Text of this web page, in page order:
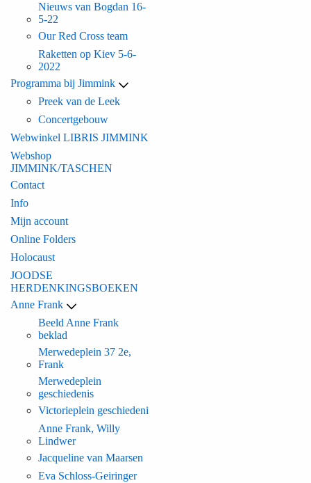
Nieuws van Bogdan 16-
5-22
Our Red Cross team
Raketten op Kiev 5-6-
2022
Programma bij Jimmink
Preek van de Leek
Concertgebouw
Webwinkel LIBRIS JIMMINK
Webshop
JIMMINK/TASCHEN
Contact
Info
Mijn account
Online Folders
Holocaust
JOODSE
HERDENKINGSBOEKEN
Anne Frank
Beeld Anne Frank
beklad
Merwedeplein 37 2e,
Frank
Merwedeplein
geschiedenis
Victorieplein geschiedeni
Anne Frank, Willy
Lindwer
Jacqueline van Maarsen
Eva Schloss-Geiringer